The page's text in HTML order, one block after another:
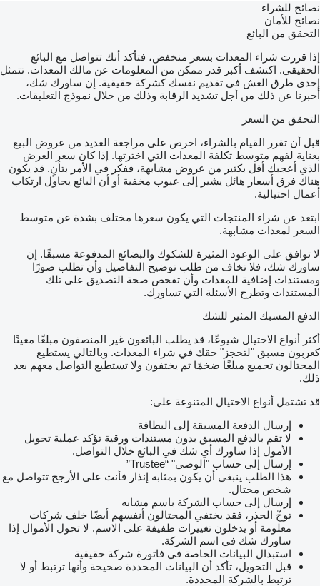
نصائح للشراء
نصائح للأمان
التحقق من البائع
إذا قررت شراء المعدات بسعر منخفض، فتأكد أنك تتواصل مع البائع
الحقيقي. اكتشف أكبر قدر ممكن من المعلومات عن مالك المعدات. تتمثل
إحدى طرق الغش في تقديم نفسك كشركة حقيقية. إن ساورك شك،
أخبرنا عن ذلك من أجل تشديد الرقابة وذلك من خلال نموذج التعليقات.
التحقق من السعر
قبل أن تقرر القيام بالشراء، احرص على مراجعة العديد من عروض البيع
بعناية لفهم متوسط تكلفة المعدات التي اخترتها. إذا كان سعر العرض
الذي أعجبك أقل بكثير من عروض مشابهة، ففكر في الأمر بتأنٍ. قد يكون
هناك فرق أسعار هائل يشير إلى عيوب مخفية أو أن البائع يحاول ارتكاب
أعمال احتيالية.
ابتعد عن شراء المنتجات التي يكون سعرها مختلف بشدة عن متوسط
السعر لمعدات مشابهة.
لا توافق على الوعود المثيرة للشكوك والبضائع المدفوعة مسبقًا. إن
ساورك شك، فلا تخاف من طلب توضيح التفاصيل وأن تطلب صورًا
ومستندات إضافية للمعدات وأن تفحص صحة التصديق على تلك
المستندات وتطرح الأسئلة التي تساورك.
الدفع المسبك المثير للشك
أكثر أنواع الاحتيال شيوعًا، قد يطلب البائعون غير المنصفون مبلغًا معينًا
كعربون مسبق "لتحجز" حقك في شراء المعدات. وبالتالي يستطيع
المحتالون تجميع مبلغًا ضخمًا ثم يختفون ولا تستطيع التواصل معهم بعد
ذلك.
قد تشتمل أنواع الاحتيال المتنوعة على:
إرسال الدفعة المسبقة إلى البطاقة
لا تقم بالدفع المسبق بدون مستندات ورقية تؤكد عملية تحويل
الأمول إذا ساورك أي شك في البائع خلال التواصل.
إرسال إلى حساب "الوصي" “Trustee”
هذا الطلب ينبغي أن يكون بمثابه إنذار فأنت على الأرجح تتواصل مع
شخص محتال.
إرسال إلى حساب الشركة باسم مشابه
توخّ الحذر، فقد يختفي المحتالون أنفسهم أيضًا خلف شركات
معلومة أو يدخلون تغييرات طفيفة على الاسم. لا تحول الأموال إذا
ساورك شك في اسم الشركة.
استبدال البيانات الخاصة في فاتورة شركة حقيقية
قبل التحويل، تأكد أن البيانات المحددة صحيحة وأنها ترتبط أو لا
ترتبط بالشركة المحددة.